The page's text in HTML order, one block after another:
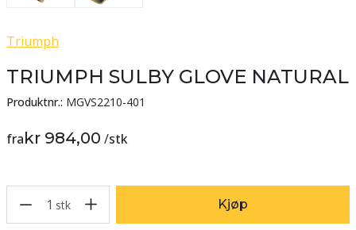
Triumph
TRIUMPH SULBY GLOVE NATURAL
Produktnr.: MGVS2210-401
frakr 984,00 /stk
1 stk Kjøp